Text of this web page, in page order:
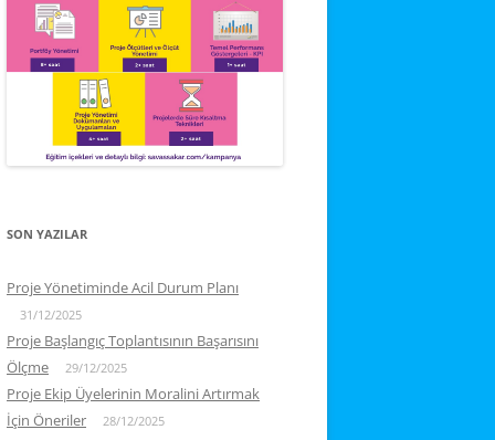
SON YAZILAR
Proje Yönetiminde Acil Durum Planı
31/12/2025
Proje Başlangıç Toplantısının Başarısını
Ölçme
29/12/2025
Proje Ekip Üyelerinin Moralini Artırmak
İçin Öneriler
28/12/2025